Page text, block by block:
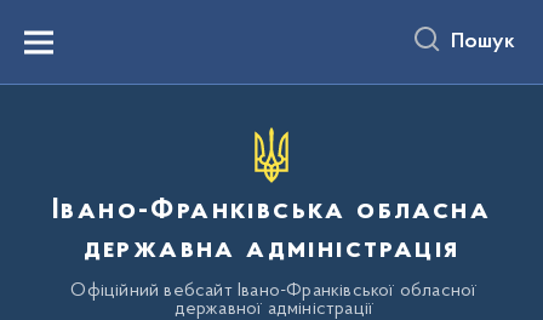
вмістуMenu Пошук
Івано-Франківська обласна
державна адміністрація
Офіційний вебсайт Івано-Франківської обласної
державної адміністрації